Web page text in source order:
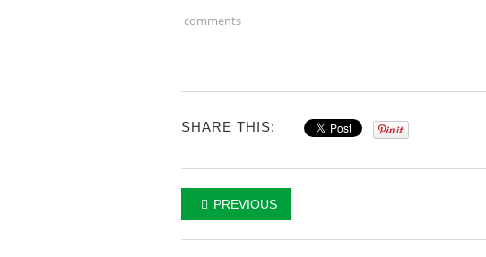
comments
SHARE THIS:
PREVIOUS